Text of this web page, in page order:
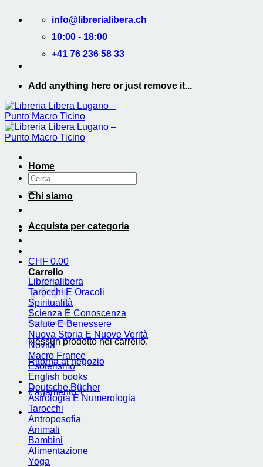
contenuti
info@librerialibera.ch
10:00 - 18:00
+41 76 236 58 33
Add anything here or just remove it...
Cerca:
CHF 0.00
Carrello
Nessun prodotto nel carrello.
Ritorna al negozio
Pagamento +
Home
Chi siamo
Acquista per categoria
Librerialibera
Tarocchi E Oracoli
Spiritualità
Scienza E Conoscenza
Salute E Benessere
Nuova Storia E Nuove Verità
Novità
Macro France
Esoterismo
English books
Deutsche Bücher
Astrologia E Numerologia
Tarocchi
Antroposofia
Animali
Bambini
Alimentazione
Yoga